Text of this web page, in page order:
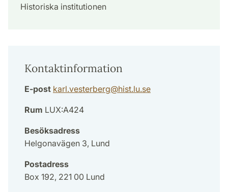
Historiska institutionen
Kontaktinformation
E-post karl.vesterberg@hist.lu.se
Rum LUX:A424
Besöksadress
Helgonavägen 3, Lund
Postadress
Box 192, 221 00 Lund